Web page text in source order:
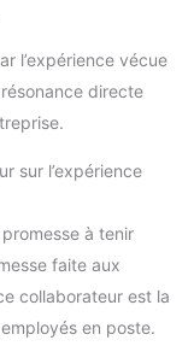
l’expérience vécue
directe
sur l’expérience
à tenir
faite aux
collaborateur est la
en poste.